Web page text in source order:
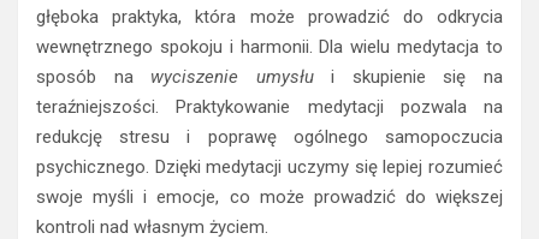
głęboka praktyka, która może prowadzić do odkrycia
wewnętrznego spokoju i harmonii. Dla wielu medytacja to
sposób na wyciszenie umysłui skupienie się na
teraźniejszości. Praktykowanie medytacji pozwala na
redukcję stresu i poprawę ogólnego samopoczucia
psychicznego. Dzięki medytacji uczymy się lepiej rozumieć
swoje myśli i emocje, co może prowadzić do większej
kontroli nad własnym życiem.